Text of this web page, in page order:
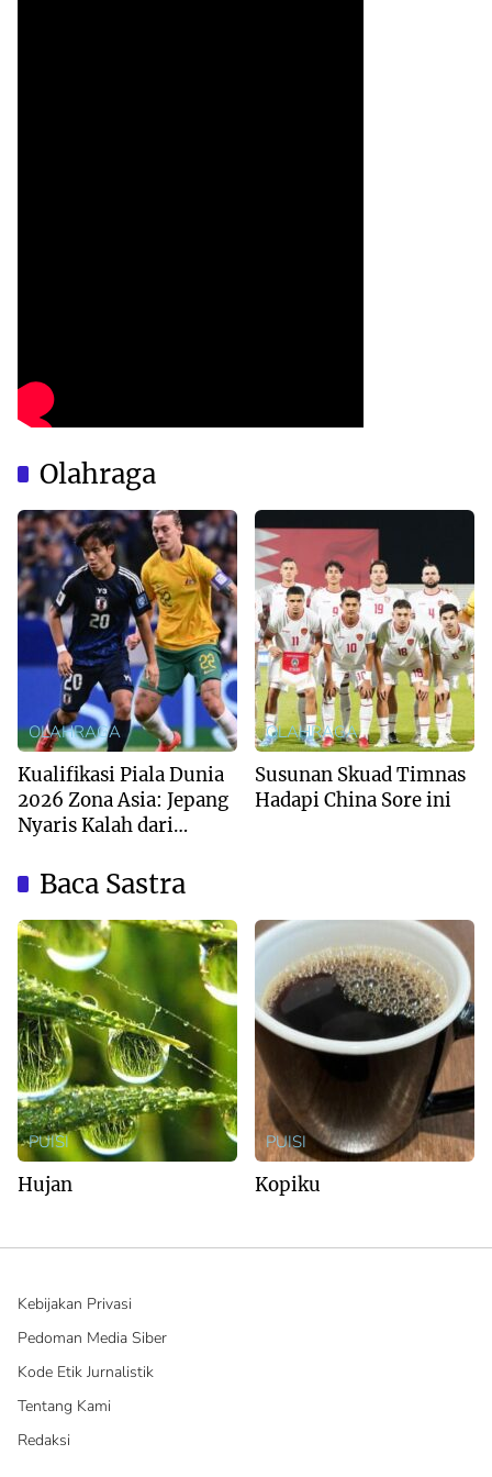
Olahraga
OLAHRAGA
Kualifikasi Piala Dunia
2026 Zona Asia: Jepang
Nyaris Kalah dari
OLAHRAGA
Susunan Skuad Timnas
Hadapi China Sore ini
Baca Sastra
PUISI
Hujan
PUISI
Kopiku
Kebijakan Privasi
Pedoman Media Siber
Kode Etik Jurnalistik
Tentang Kami
Redaksi